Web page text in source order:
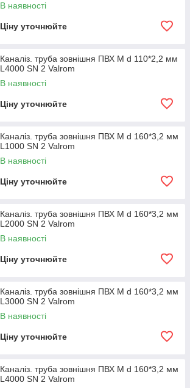
В наявності
Ціну уточнюйте
Каналіз. труба зовнішня ПВХ M d 110*2,2 мм
L4000 SN 2 Valrom
В наявності
Ціну уточнюйте
Каналіз. труба зовнішня ПВХ M d 160*3,2 мм
L1000 SN 2 Valrom
В наявності
Ціну уточнюйте
Каналіз. труба зовнішня ПВХ M d 160*3,2 мм
L2000 SN 2 Valrom
В наявності
Ціну уточнюйте
Каналіз. труба зовнішня ПВХ M d 160*3,2 мм
L3000 SN 2 Valrom
В наявності
Ціну уточнюйте
Каналіз. труба зовнішня ПВХ M d 160*3,2 мм
L4000 SN 2 Valrom